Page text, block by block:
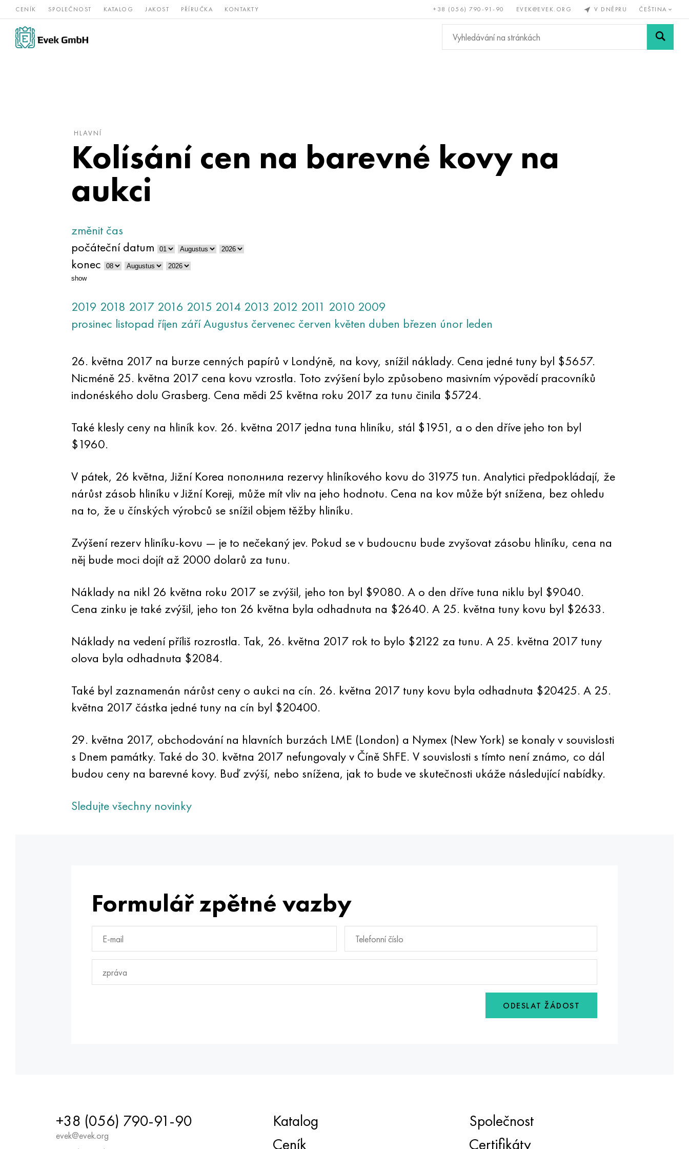
CENÍK SPOLEČNOST KATALOG JAKOST PŘÍRUČKA KONTAKTY +38 (056) 790-91-90 EVEK@EVEK.ORG V DNĚPRU ČEŠTINA
Slitiny
niklu
nerezová Vzácné a Bronz, měď, Neželezné
kovy
Legovaná Sítě a
HLAVNÍ
Kolísání cen na barevné kovy na
aukci
změnit čas
počáteční datum
konec
show
2019 2018 2017 2016 2015 2014 2013 2012 2011 2010 2009
prosinec listopad říjen záříAugustus červenec červen květen duben březen únor leden
26. května 2017 na burze cenných papírů v Londýně, na kovy, snížil náklady. Cena jedné tuny byl $5657.
Nicméně 25. května 2017 cena kovu vzrostla. Toto zvýšení bylo způsobeno masivním výpovědí pracovníků
indonéského dolu Grasberg. Cena mědi 25 května roku 2017 za tunu činila $5724.
Také klesly ceny na hliník kov. 26. května 2017 jedna tuna hliníku, stál $1951, a o den dříve jeho ton byl
$1960.
V pátek, 26 května, Jižní Korea пополнила rezervy hliníkového kovu do 31975 tun. Analytici předpokládají, že
nárůst zásob hliníku v Jižní Koreji, může mít vliv na jeho hodnotu. Cena na kov může být snížena, bez ohledu
na to, že u čínských výrobců se snížil objem těžby hliníku.
Zvýšení rezerv hliníku-kovu — je to nečekaný jev. Pokud se v budoucnu bude zvyšovat zásobu hliníku, cena na
něj bude moci dojít až 2000 dolarů za tunu.
Náklady na nikl 26 května roku 2017 se zvýšil, jeho ton byl $9080. A o den dříve tuna niklu byl $9040.
Cena zinku je také zvýšil, jeho ton 26 května byla odhadnuta na $2640. A 25. května tuny kovu byl $2633.
Náklady na vedení příliš rozrostla. Tak, 26. května 2017 rok to bylo $2122 za tunu. A 25. května 2017 tuny
olova byla odhadnuta $2084.
Také byl zaznamenán nárůst ceny o aukci na cín. 26. května 2017 tuny kovu byla odhadnuta $20425. A 25.
května 2017 částka jedné tuny na cín byl $20400.
29. května 2017, obchodování na hlavních burzách LME (London) a Nymex (New York) se konaly v souvislosti
s Dnem památky. Také do 30. května 2017 nefungovaly v Číně ShFE. V souvislosti s tímto není známo, co dál
budou ceny na barevné kovy. Buď zvýší, nebo snížena, jak to bude ve skutečnosti ukáže následující nabídky.
Sledujte všechny novinky
Formulář zpětné vazby
ODESLAT ŽÁDOST
+38 (056) 790-91-90
evek@evek.org
Katalog
Ceník
Společnost
Certifikáty